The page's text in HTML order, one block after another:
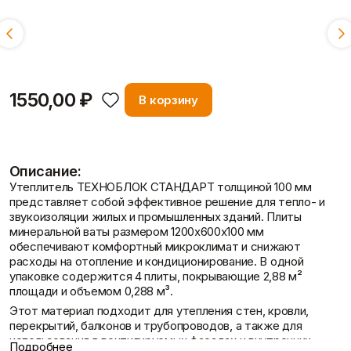
Показать больше
Плита потолочная
Показать больше
Маячковый профиль
Подвесы и профили для
потолка
Показать больше
Расходные
материалы
Мешки
Сетки/Стеклообои
Малярные ленты
Вопрос-ответ
Статьи
1550,00 ₽ В корзину
Описание:
Утеплитель ТЕХНОБЛОК СТАНДАРТ толщиной 100 мм
представляет собой эффективное решение для тепло- и
звукоизоляции жилых и промышленных зданий. Плиты
минеральной ваты размером 1200х600х100 мм
обеспечивают комфортный микроклимат и снижают
расходы на отопление и кондиционирование. В одной
упаковке содержится 4 плиты, покрывающие 2,88 м²
площади и объемом 0,288 м³.
Этот материал подходит для утепления стен, кровли,
перекрытий, балконов и трубопроводов, а также для
использования в вентилируемых фасадах и внутренних
Подробнее